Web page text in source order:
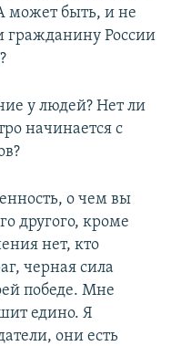
может быть, и не
гражданину России
у людей? Нет ли
начинается с
о чем вы
другого, кроме
нет, кто
черная сила
победе. Мне
едино. Я
они есть